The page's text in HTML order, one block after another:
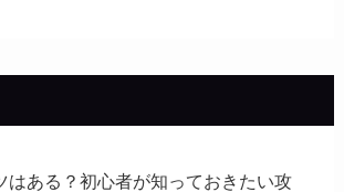
はある？初心者が知っておきたい攻